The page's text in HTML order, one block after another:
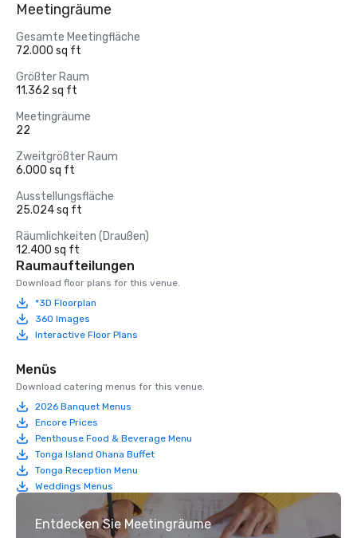
Meetingräume
Gesamte Meetingfläche
72.000 sq ft
Größter Raum
11.362 sq ft
Meetingräume
22
Zweitgrößter Raum
6.000 sq ft
Ausstellungsfläche
25.024 sq ft
Räumlichkeiten (Draußen)
12.400 sq ft
Raumaufteilungen
Download floor plans for this venue.
*3D Floorplan
360 Images
Interactive Floor Plans
Menüs
Download catering menus for this venue.
2026 Banquet Menus
Encore Prices
Penthouse Food & Beverage Menu
Tonga Island Ohana Buffet
Tonga Reception Menu
Weddings Menus
Entdecken Sie Meetingräume